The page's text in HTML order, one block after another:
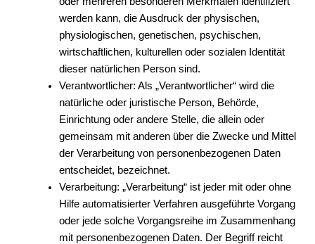
werden kann, die Ausdruck der physischen,
physiologischen, genetischen, psychischen,
wirtschaftlichen, kulturellen oder sozialen Identität
dieser natürlichen Person sind.
Verantwortlicher: Als „Verantwortlicher“ wird die
natürliche oder juristische Person, Behörde,
Einrichtung oder andere Stelle, die allein oder
gemeinsam mit anderen über die Zwecke und Mittel
der Verarbeitung von personenbezogenen Daten
entscheidet, bezeichnet.
Verarbeitung: „Verarbeitung“ ist jeder mit oder ohne
Hilfe automatisierter Verfahren ausgeführte Vorgang
oder jede solche Vorgangsreihe im Zusammenhang
mit personenbezogenen Daten. Der Begriff reicht